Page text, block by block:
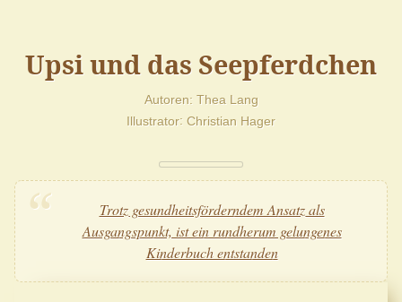
Upsi und das Seepferdchen
Autoren Thea Lang
Illustrator Christian Hager
Trotz gesundheitsförderndem Ansatz als
Ausgangspunkt, ist ein rundherum gelungenes
Kinderbuch entstanden